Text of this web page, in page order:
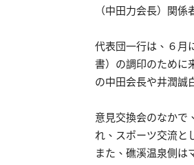
（中田力会長）関係
代表団一行は、６月
書）の調印のために
の中田会長や井潤誠
意見交換会のなかで
れ、スポーツ交流と
また、礁溪温泉側は